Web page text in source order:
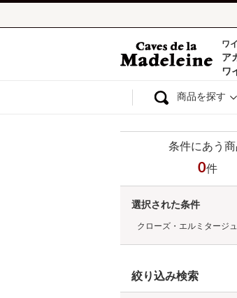
ワ
ワ
ア
ワ
商品を探す
条件にあう商
0件
選択された条件
クローズ・エルミタージュ
絞り込み検索